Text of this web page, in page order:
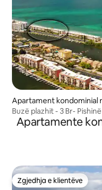
Apartament kondominial
Buzë plazhit - 3 Br-
Apartamente
Zgjedhja e klientëve
Zgjedhja e klientëve